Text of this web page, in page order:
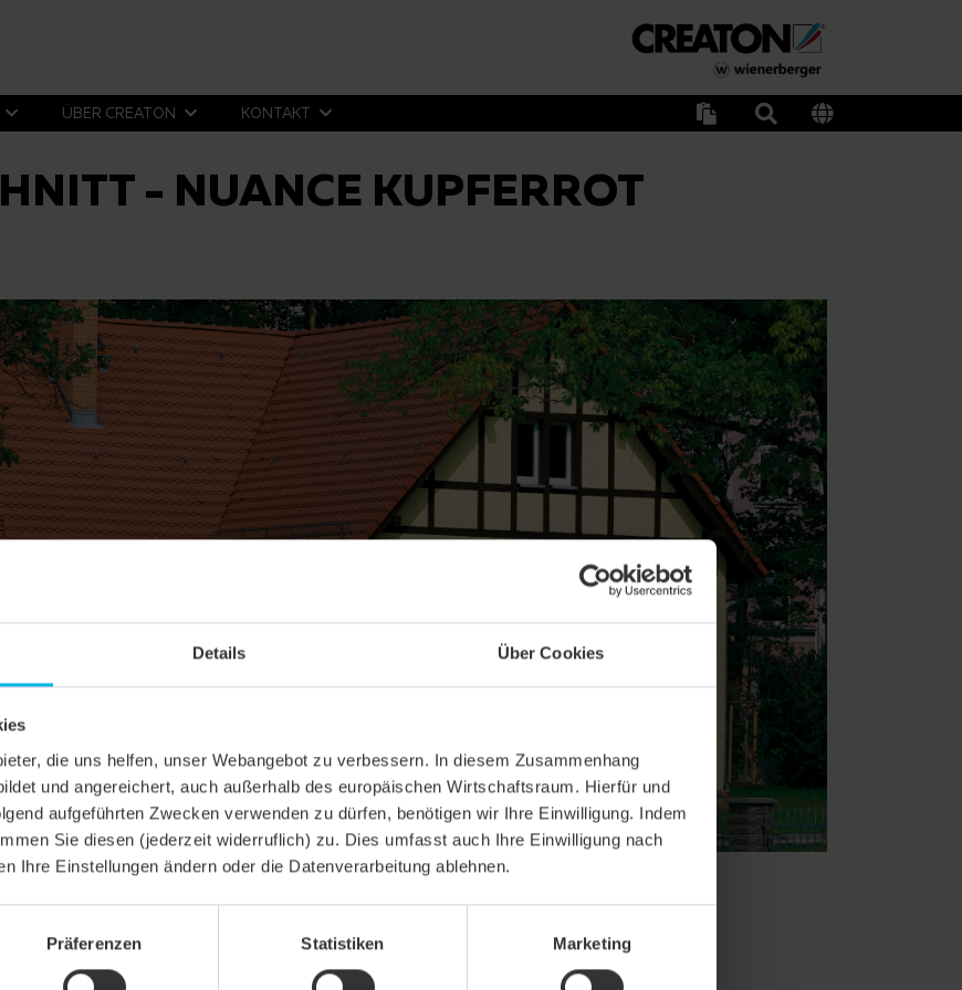
Details Über Cookies
die uns helfen, unser Webangebot zu verbessern. In diesem Zusammenhang
und angereichert, auch außerhalb des europäischen Wirtschaftsraum. Hierfür und
aufgeführten Zwecken verwenden zu dürfen, benötigen wir Ihre Einwilligung. Indem
Sie diesen (jederzeit widerruflich) zu. Dies umfasst auch Ihre Einwilligung nach
Ihre Einstellungen ändern oder die Datenverarbeitung ablehnen.
Präferenzen Statistiken Marketing
ÜBER CREATON KONTAKT
- NUANCE KUPFERROT